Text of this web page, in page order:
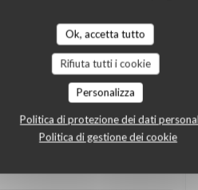
Ok, accetta tutto
Rifiuta tutti i cookie
Personalizza
Politica di protezione dei dati
Politica di gestione dei cookie
4/5 Qualità / Prezzo:3